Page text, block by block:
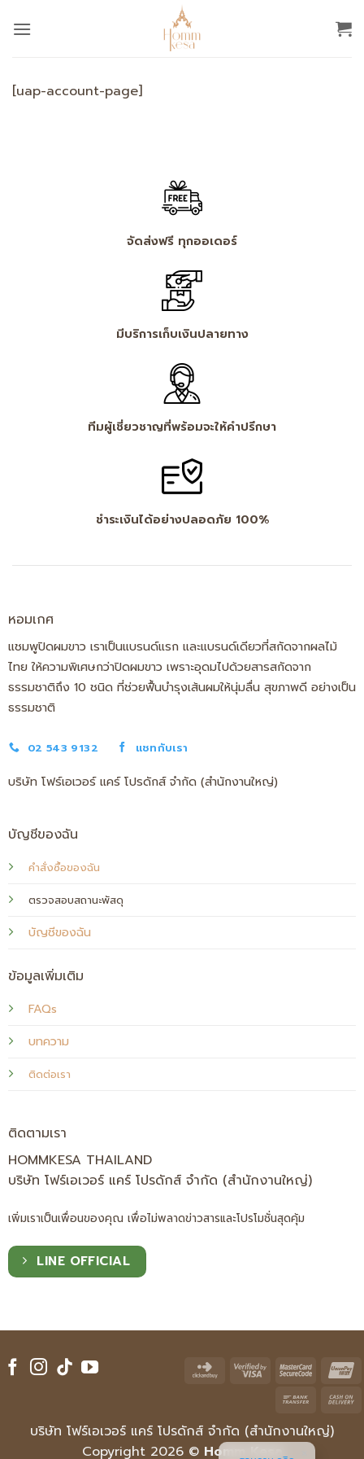
[uap-account-page]
จัดส่งฟรี ทุกออเดอร์
มีบริการเก็บเงินปลายทาง
ทีมผู้เชี่ยวชาญที่พร้อมจะให้คำปรึกษา
ชำระเงินได้อย่างปลอดภัย 100%
หอมเกศ
แชมพูปิดผมขาว เราเป็นแบรนด์แรก และแบรนด์เดียวที่สกัดจากผลไม้
ไทย ให้ความพิเศษกว่าปิดผมขาว เพราะอุดมไปด้วยสารสกัดจาก
ธรรมชาติถึง 10 ชนิด ที่ช่วยฟื้นบำรุงเส้นผมให้นุ่มลื่น สุขภาพดี อย่างเป็น
ธรรมชาติ
02 543 9132 แชทกับเรา
บริษัท โฟร์เอเวอร์ แคร์ โปรดักส์ จำกัด (สำนักงานใหญ่)
บัญชีของฉัน
คำสั่งซื้อของฉัน
ตรวจสอบสถานะพัสดุ
บัญชีของฉัน
ข้อมูลเพิ่มเติม
FAQs
บทความ
ติดต่อเรา
ติดตามเรา
HOMMKESA THAILAND
บริษัท โฟร์เอเวอร์ แคร์ โปรดักส์ จำกัด (สำนักงานใหญ่)
เพิ่มเราเป็นเพื่อนของคุณ เพื่อไม่พลาดข่าวสารและโปรโมชั่นสุดคุ้ม
LINE OFFICIAL
บริษัท โฟร์เอเวอร์ แคร์ โปรดักส์ จำกัด (สำนักงานใหญ่)
Copyright 2026 © Homm Kesa
Click
Visa
Bank